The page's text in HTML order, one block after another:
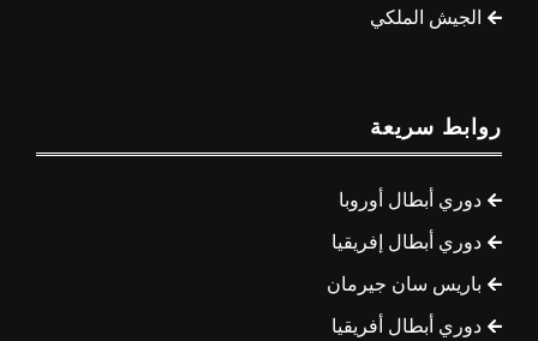
الجيش الملكي
روابط سريعة
دوري أبطال أوروبا
دوري أبطال إفريقيا
باريس سان جيرمان
دوري أبطال أفريقيا